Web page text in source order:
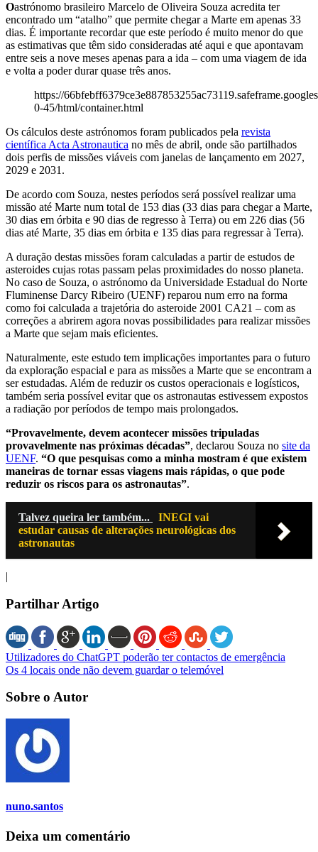
Oastrónomo brasileiro Marcelo de Oliveira Souza acredita ter
encontrado um “atalho” que permite chegar a Marte em apenas 33
dias. É importante recordar que este período é muito menor do que
as estimativas que têm sido consideradas até aqui e que apontavam
entre seis a nove meses apenas para a ida – com uma viagem de ida
e volta a poder durar quase três anos.
https://
0-45/html/container.html
Os cálculos deste astrónomos foram publicados pela revista
científica Acta Astronautica no mês de abril, onde são partilhados
dois perfis de missões viáveis com janelas de lançamento em 2027,
2029 e 2031.
De acordo com Souza, nestes períodos será possível realizar uma
missão até Marte num total de 153 dias (33 dias para chegar a Marte,
30 dias em órbita e 90 dias de regresso à Terra) ou em 226 dias (56
dias até Marte, 35 dias em órbita e 135 dias para regressar à Terra).
A duração destas missões foram calculadas a partir de estudos de
asteroides cujas rotas passam pelas proximidades do nosso planeta.
No caso de Souza, o astrónomo da Universidade Estadual do Norte
Fluminense Darcy Ribeiro (UENF) reparou num erro na forma
como foi calculada a trajetória do asteroide 2001 CA21 – com as
correções a abrirem agora novas possibilidades para realizar missões
a Marte que sejam mais eficientes.
Naturalmente, este estudo tem implicações importantes para o futuro
da exploração espacial e para as missões a Marte que se encontram a
ser estudadas. Além de reduzir os custos operacionais e logísticos,
também seria possível evitar que os astronautas estivessem expostos
a radiação por períodos de tempo mais prolongados.
“Provavelmente, devem acontecer missões tripuladas
provavelmente nas próximas décadas”, declarou Souza no site da
UENF. “O que pesquisas como a minha mostram é que existem
maneiras de tornar essas viagens mais rápidas, o que pode
reduzir os riscos para os astronautas”.
Talvez queira ler também...
INEGI vai
estudar causas de alterações neurológicas dos
astronautas
|
Partilhar Artigo
Utilizadores do ChatGPT poderão ter contactos de emergência
Os 4 locais onde não devem guardar o telemóvel
Sobre o Autor
nuno.santos
Deixa um comentário